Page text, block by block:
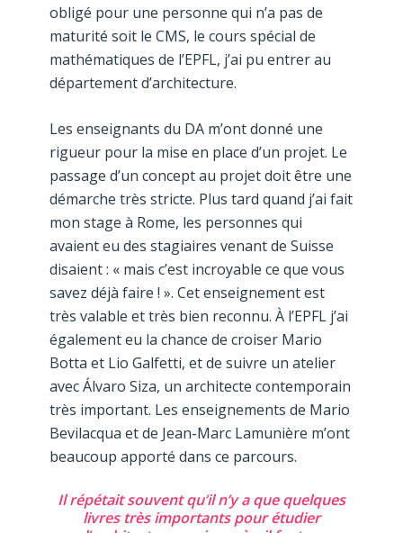
obligé pour une personne qui n’a pas de
maturité soit le CMS, le cours spécial de
mathématiques de l’EPFL, j’ai pu entrer au
département d’architecture.
Les enseignants du DA m’ont donné une
rigueur pour la mise en place d’un projet. Le
passage d’un concept au projet doit être une
démarche très stricte. Plus tard quand j’ai fait
mon stage à Rome, les personnes qui
avaient eu des stagiaires venant de Suisse
disaient : « mais c’est incroyable ce que vous
savez déjà faire ! ». Cet enseignement est
très valable et très bien reconnu. À l’EPFL j’ai
également eu la chance de croiser Mario
Botta et Lio Galfetti, et de suivre un atelier
avec Álvaro Siza, un architecte contemporain
très important. Les enseignements de Mario
Bevilacqua et de Jean-Marc Lamunière m’ont
beaucoup apporté dans ce parcours.
Il répétait souvent qu’il n’y a que quelques
livres très importants pour étudier